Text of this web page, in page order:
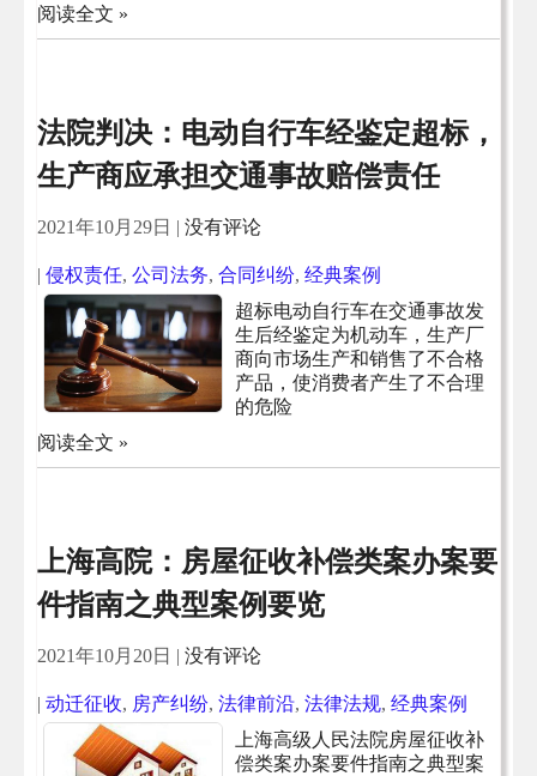
阅读全文 »
法院判决：电动自行车经鉴定超标，
生产商应承担交通事故赔偿责任
2021年10月29日 | 没有评论
| 侵权责任, 公司法务, 合同纠纷, 经典案例
超标电动自行车在交通事故发
生后经鉴定为机动车，生产厂
商向市场生产和销售了不合格
产品，使消费者产生了不合理
的危险
阅读全文 »
上海高院：房屋征收补偿类案办案要
件指南之典型案例要览
2021年10月20日 | 没有评论
| 动迁征收, 房产纠纷, 法律前沿, 法律法规, 经典案例
上海高级人民法院房屋征收补
偿类案办案要件指南之典型案